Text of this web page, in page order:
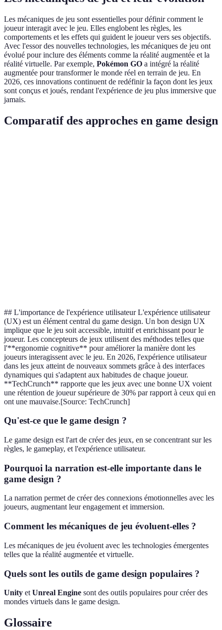
Les mécaniques de jeu sont essentielles pour définir comment le
joueur interagit avec le jeu. Elles englobent les règles, les
comportements et les effets qui guident le joueur vers ses objectifs.
Avec l'essor des nouvelles technologies, les mécaniques de jeu ont
évolué pour inclure des éléments comme la réalité augmentée et la
réalité virtuelle. Par exemple, Pokémon GO a intégré la réalité
augmentée pour transformer le monde réel en terrain de jeu. En
2026, ces innovations continuent de redéfinir la façon dont les jeux
sont conçus et joués, rendant l'expérience de jeu plus immersive que
jamais.
Comparatif des approches en game design
## L'importance de l'expérience utilisateur L'expérience utilisateur
(UX) est un élément central du game design. Un bon design UX
implique que le jeu soit accessible, intuitif et enrichissant pour le
joueur. Les concepteurs de jeux utilisent des méthodes telles que
l'**ergonomie cognitive** pour améliorer la manière dont les
joueurs interagissent avec le jeu. En 2026, l'expérience utilisateur
dans les jeux atteint de nouveaux sommets grâce à des interfaces
dynamiques qui s'adaptent aux habitudes de chaque joueur.
**TechCrunch** rapporte que les jeux avec une bonne UX voient
une rétention de joueur supérieure de 30% par rapport à ceux qui en
ont une mauvaise.[Source: TechCrunch]
Qu'est-ce que le game design ?
Le game design est l'art de créer des jeux, en se concentrant sur les
règles, le gameplay, et l'expérience utilisateur.
Pourquoi la narration est-elle importante dans le
game design ?
La narration permet de créer des connexions émotionnelles avec les
joueurs, augmentant leur engagement et immersion.
Comment les mécaniques de jeu évoluent-elles ?
Les mécaniques de jeu évoluent avec les technologies émergentes
telles que la réalité augmentée et virtuelle.
Quels sont les outils de game design populaires ?
Unity et Unreal Engine sont des outils populaires pour créer des
mondes virtuels dans le game design.
Glossaire